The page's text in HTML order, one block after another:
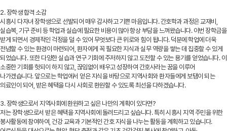
2. 장학생 합격 소감
시흥시 다자녀 장학생으로 선발되어 매우 감사하고 기쁜 마음입니다. 간호학과 과정은 교재비,
실습복, 기구 준비 등 학업과 실습에 필요한 비용이 많아 항상 부담을 느껴왔습니다. 이번 장학금을
받게 되면서 경제적인 걱정을 덜 수 있어 무엇보다 큰 위로와 힘이 됩니다. 덕분에 학업에 더욱
전념할 수 있는 환경이 마련되어, 환자에게 꼭 필요한 지식과 실무 역량을 쌓는 데 집중할 수 있게
되었습니다. 또한 다양한 실습과 연구 기회에 주저하지 않고 도전할 수 있는 용기를 얻었습니다. 이
소중한 기회를 헛되이 하지 않고, 끊임없이 배우고 성장하여 간호사라는 꿈을 이루어
나가겠습니다. 앞으로는 학업에서 얻은 지식을 바탕으로 지역사회와 환자들에게 보탬이 되는
의료인이 되어, 받은 혜택을 다시 사회로 환원할 수 있도록 최선을 다하겠습니다.
3. 장학생으로서 지역사회에 환원하고 싶은 나만의 계획이 있다면?
저는 장학생으로서 받은 혜택을 지역사회에 돌려드리고 싶습니다. 특히 시흥시 지역 주민을 위한
봉사활동에 참여하여, 건강 교육과 기본적인 간호 지식을 나누는 활동을 계획하고 있습니다.